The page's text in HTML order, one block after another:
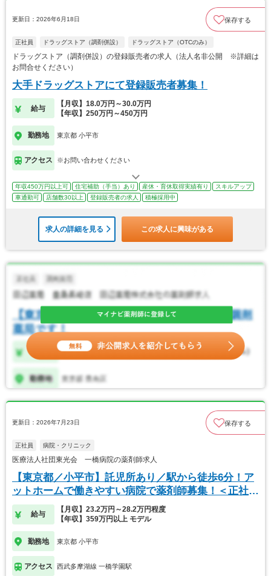
更新日：2026年6月18日 保存する
正社員 ドラッグストア（調剤併設） ドラッグストア（OTCのみ）
ドラッグストア（調剤併設）の登録販売者の求人（法人名非公開 ※詳細は
お問合せください）
大手ドラッグストアにて登録販売者募集！
給与
【月収】18.0万円～30.0万円
【年収】250万円～450万円
勤務地 東京都 小平市
アクセス ※お問い合わせください
年収450万円以上可 住宅補助（手当）あり 産休・育休取得実績有り
スキルアップ
車通勤可
店舗数30以上 登録販売者の求人 積極採用中
求人の詳細を見る この求人に興味がある
更新日：2026年7月23日 保存する
正社員 病院・クリニック
医療法人社団東光会 一橋病院の薬剤師求人
【東京都／小平市】託児所あり／駅から徒歩6分！ア
ットホームで働きやすい病院で薬剤師募集！＜正社員
＞
給与
【月収】23.2万円～28.2万円程度
【年収】359万円以上 モデル
勤務地 東京都 小平市
アクセス 西武多摩湖線 一橋学園駅